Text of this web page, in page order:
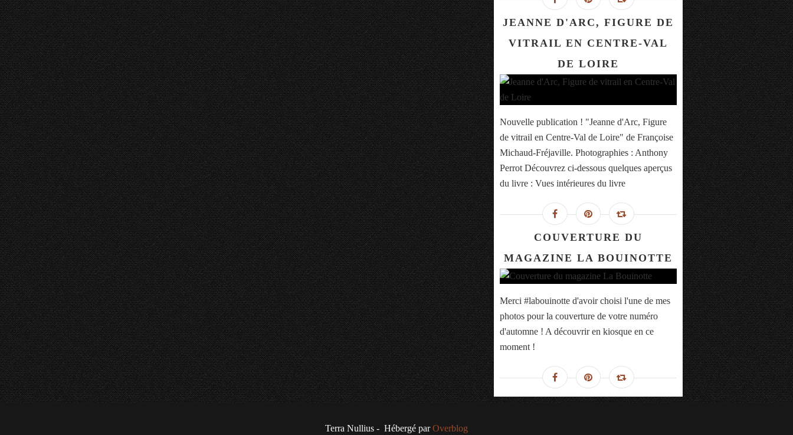
JEANNE D'ARC, FIGURE DE
VITRAIL EN CENTRE-VAL
DE LOIRE
Nouvelle publication ! "Jeanne d'Arc, Figure
de vitrail en Centre-Val de Loire" de Françoise
Michaud-Fréjaville. Photographies : Anthony
Perrot Découvrez ci-dessous quelques aperçus
du livre : Vues intérieures du livre
COUVERTURE DU
MAGAZINE LA BOUINOTTE
Merci #labouinotte d'avoir choisi l'une de mes
photos pour la couverture de votre numéro
d'automne ! A découvrir en kiosque en ce
moment !
Terra Nullius - Hébergé parOverblog